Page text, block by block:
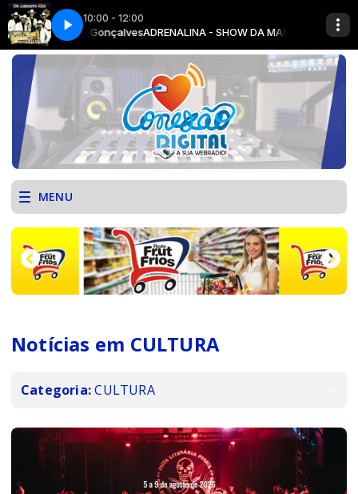
10:00 - 12:00
GonçalvesADRENALINA - SHOW DA MANHÃ com Jhonathas
FRUTI FRIOS - JUNHO 23
MENU
Notícias em CULTURA
Categoria:CULTURA